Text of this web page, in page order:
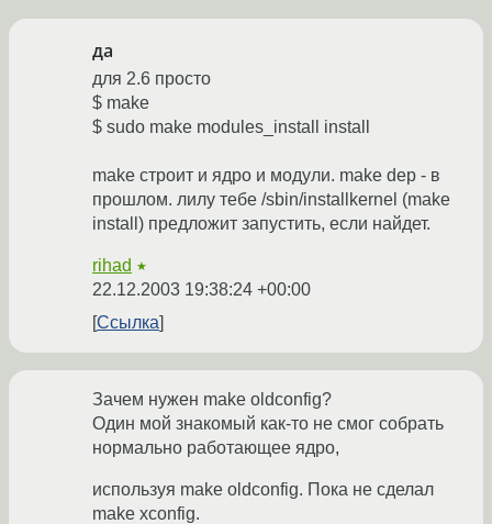
да
для 2.6 просто
$ make
$ sudo make modules_install install
make строит и ядро и модули. make dep - в
прошлом. лилу тебе /sbin/installkernel (make
install) предложит запустить, если найдет.
rihad ★
22.12.2003 19:38:24 +00:00
Ссылка
Зачем нужен make oldconfig?
Один мой знакомый как-то не смог собрать
нормально работающее ядро,
используя make oldconfig. Пока не сделал
make xconfig.